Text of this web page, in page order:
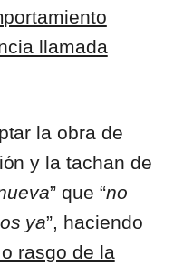
llamada
la obra de
y la tachan de
” que “no
ya”, haciendo
rasgo de la